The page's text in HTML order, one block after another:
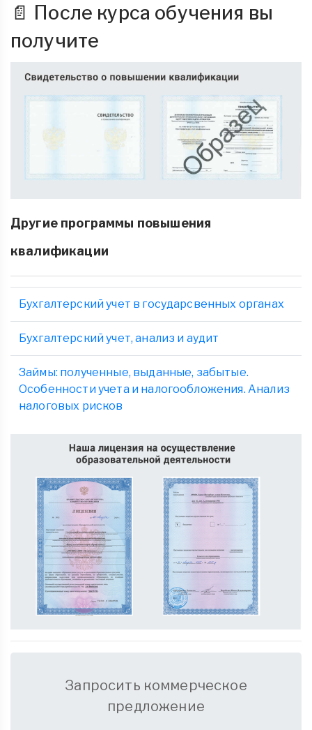
📄 После курса обучения вы
получите
Другие программы повышения
квалификации
Бухгалтерский учет в государсвенных органах
Бухгалтерский учет, анализ и аудит
Займы: полученные, выданные, забытые.
Особенности учета и налогообложения. Анализ
налоговых рисков
Запросить коммерческое
предложение